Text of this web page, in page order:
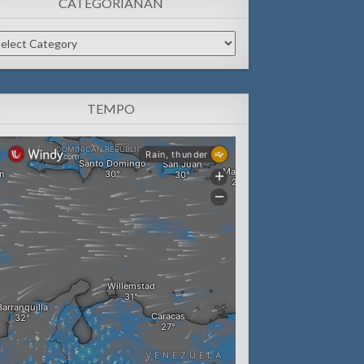
CATEGORIANAN
TEMPO